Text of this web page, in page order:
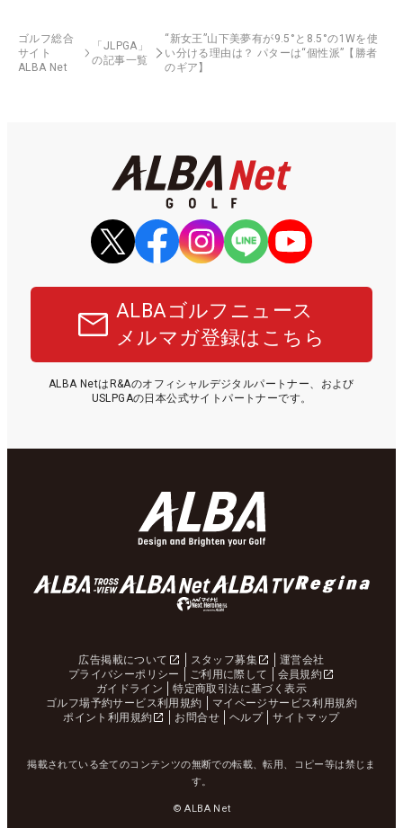
ゴルフ総合
サイト
ALBA Net
「JLPGA」
の記事一覧
“新女王”山下美夢有が9.5°と8.5°の1Wを使
い分ける理由は？ パターは“個性派”【勝者
のギア】
ALBAゴルフニュース
メルマガ登録はこちら
ALBA NetはR&Aのオフィシャルデジタルパートナー、および
USLPGAの日本公式サイトパートナーです。
広告掲載について スタッフ募集
運営会社
プライバシーポリシー
ご利用に際して
会員規約
ガイドライン
特定商取引法に基づく表示
ゴルフ場予約サービス利用規約
マイページサービス利用規約
ポイント利用規約
お問合せ ヘルプ サイトマップ
掲載されている全てのコンテンツの無断での転載、転用、コピー等は禁じま
す。
© ALBA Net